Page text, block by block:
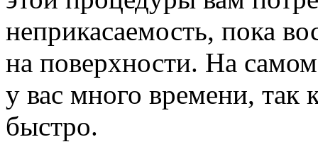
неприкасаемость, пока
на поверхности. На
у вас много времени, так
быстро.